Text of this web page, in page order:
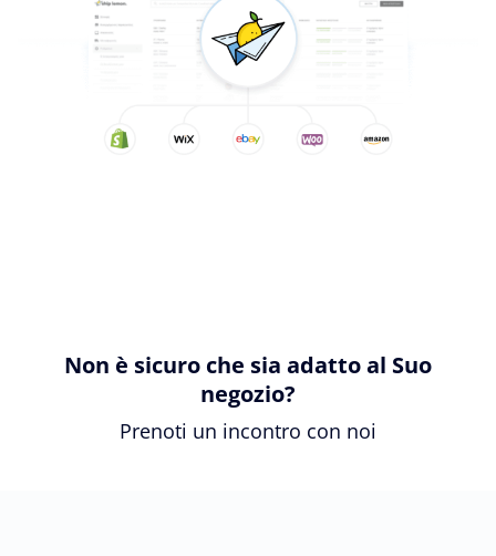
Non è sicuro che sia adatto al Suo
negozio?
Prenoti un incontro con noi